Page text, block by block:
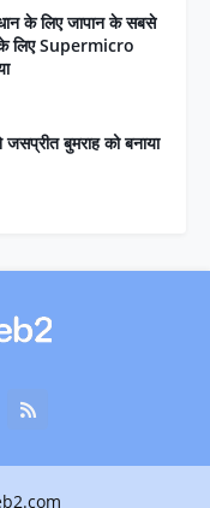
के लिए जापान के सबसे
लिए Supermicro
बुमराह को बनाया